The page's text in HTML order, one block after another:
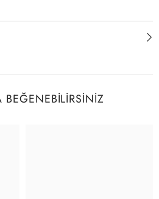
BEĞENEBILIRSINIZ